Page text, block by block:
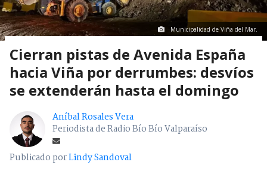
Municipalidad de Viña del Mar.
Cierran pistas de Avenida España
hacia Viña por derrumbes: desvíos
se extenderán hasta el domingo
Aníbal Rosales Vera
Periodista de Radio Bío Bío Valparaíso
Publicado porLindy Sandoval